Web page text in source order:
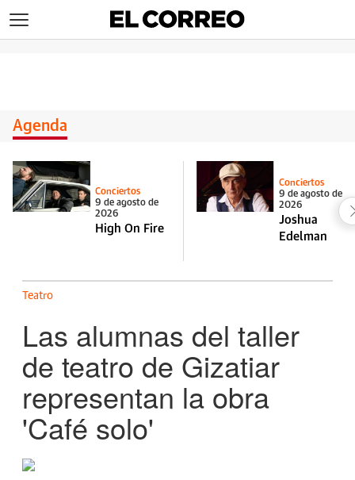
Agenda
Conciertos
9 de agosto de
2026
High On Fire
Conciertos
9 de agosto de
2026
Joshua
Edelman
Teatro
Las alumnas del taller
de teatro de Gizatiar
representan la obra
'Café solo'